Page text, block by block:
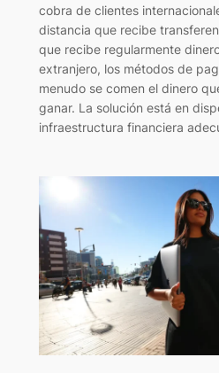
cobra de clientes
distancia que recibe
que recibe regularmente
extranjero, los métodos de
menudo se comen el dinero
ganar. La solución está en
infraestructura financiera